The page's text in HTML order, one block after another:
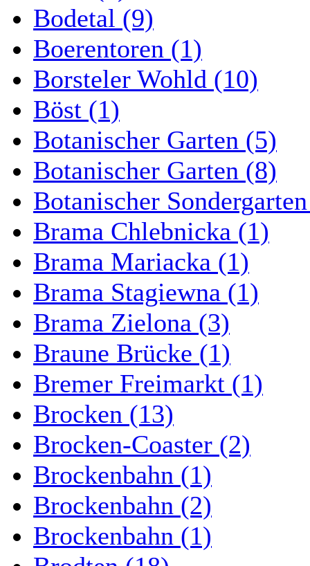
Bodetal (9)
Boerentoren (1)
Borsteler Wohld (10)
Böst (1)
Botanischer Garten (5)
Botanischer Garten (8)
Botanischer
Brama Chlebnicka (1)
Brama Mariacka (1)
Brama Stagiewna (1)
Brama Zielona (3)
Braune Brücke (1)
Bremer Freimarkt (1)
Brocken (13)
Brocken-Coaster (2)
Brockenbahn (1)
Brockenbahn (2)
Brockenbahn (1)